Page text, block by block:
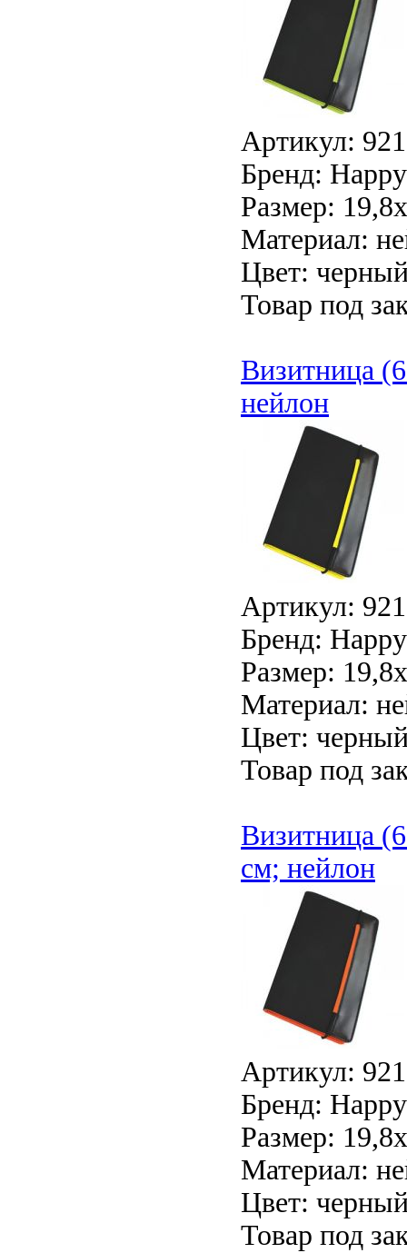
Артикул:
Бренд:
Размер:
Материал:
Цвет:
Товар под
Визитница
нейлон
Артикул:
Бренд:
Размер:
Материал:
Цвет:
Товар под
Визитница
см; нейлон
Артикул:
Бренд:
Размер:
Материал:
Цвет:
Товар под